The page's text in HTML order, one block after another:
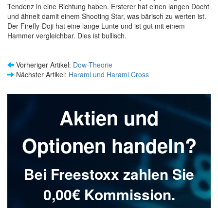
Tendenz in eine Richtung haben. Ersterer hat einen langen Docht
und ähnelt damit einem Shooting Star, was bärisch zu werten ist.
Der Firefly-Doji hat eine lange Lunte und ist gut mit einem
Hammer vergleichbar. Dies ist bullisch.
Vorheriger Artikel: Dow-Theorie
Nächster Artikel: Harami und Harami Cross
Aktien und
Optionen handeln?
Bei Freestoxx zahlen Sie
0,00€ Kommission.